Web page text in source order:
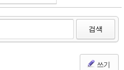
검색
쓰기